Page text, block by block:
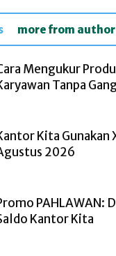
more from author
Mengukur
Tanpa
Kita Gunakan
2026
PAHLAWAN:
Kantor Kita